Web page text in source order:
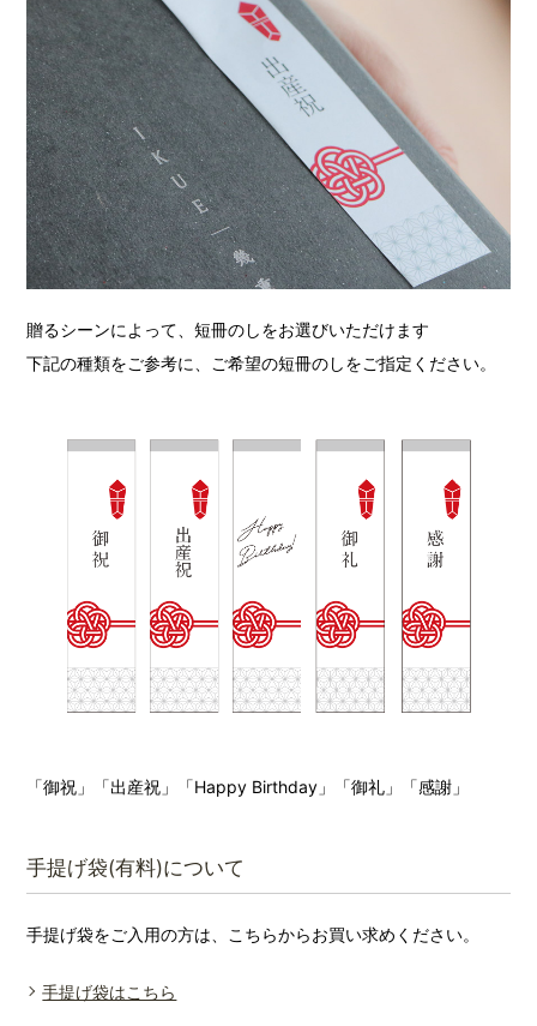
贈るシーンによって、短冊のしをお選びいただけます
下記の種類をご参考に、ご希望の短冊のしをご指定ください。
「御祝」「出産祝」「Happy Birthday」「御礼」「感謝」
手提げ袋(有料)について
手提げ袋をご入用の方は、こちらからお買い求めください。
手提げ袋はこちら